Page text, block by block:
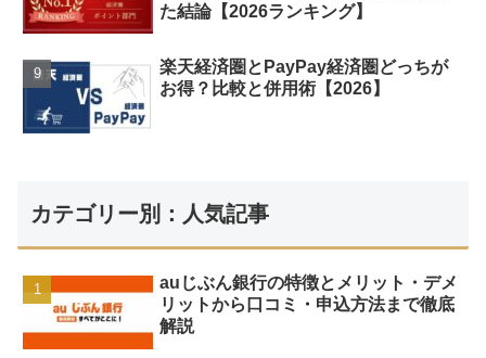
た結論【2026ランキング】
楽天経済圏とPayPay経済圏どっちが
お得？比較と併用術【2026】
カテゴリー別：人気記事
auじぶん銀行の特徴とメリット・デメ
リットから口コミ・申込方法まで徹底
解説